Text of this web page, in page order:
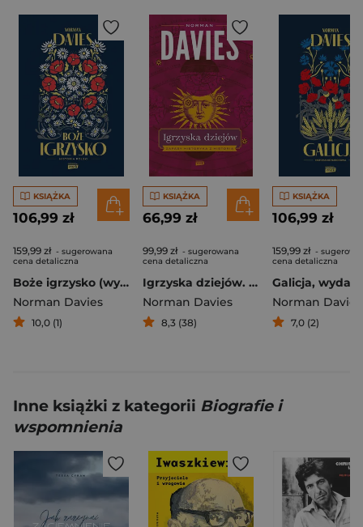
KSIĄŻKA
106,99 zł
159,99 zł - sugerowana
cena detaliczna
Boże igrzysko (wyd. 2026 - nowa okładka)
Norman Davies
10,0 (1)
KSIĄŻKA
66,99 zł
99,99 zł - sugerowana
cena detaliczna
Igrzyska dziejów. Zapasy historyka z historią
Norman Davies
8,3 (38)
KSIĄŻKA
106,99 zł
159,99 zł -
cena detaliczna
Norman Davies
7,0 (2)
Inne książki z kategorii Biografie i
wspomnienia